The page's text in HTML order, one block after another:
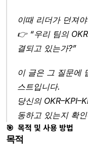
이때 리더가 던져
👉 “우리 팀의
결되고 있는가?”
이 글은 그 질문에
스트입니다.
당신의
동하고 있는지 확
🎯  목적 및 사용 방법
목적